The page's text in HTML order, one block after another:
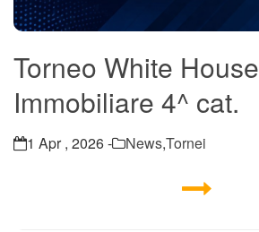
Torneo White House
Immobiliare 4^ cat.
1 Apr , 2026 - News,Tornei